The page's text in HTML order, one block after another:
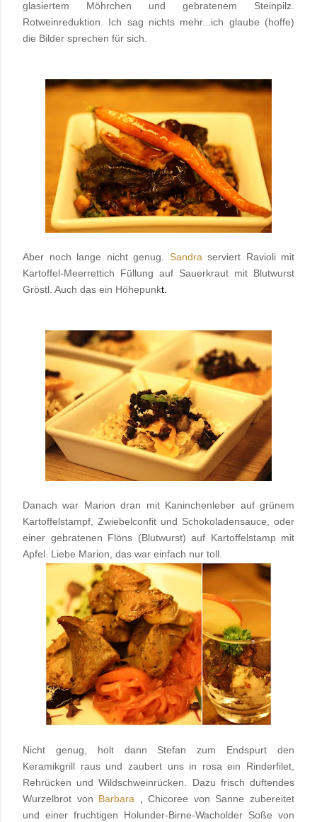
glasiertem Möhrchen und gebratenem Steinpilz.
Rotweinreduktion. Ich sag nichts mehr...ich glaube (hoffe)
die Bilder sprechen für sich.
Aber noch lange nicht genug. Sandra serviert Ravioli mit
Kartoffel-Meerrettich Füllung auf Sauerkraut mit Blutwurst
Gröstl. Auch das ein Höhepunkt.
Danach war Marion dran mit Kaninchenleber auf grünem
Kartoffelstampf, Zwiebelconfit und Schokoladensauce, oder
einer gebratenen Flöns (Blutwurst) auf Kartoffelstamp mit
Apfel. Liebe Marion, das war einfach nur toll.
Nicht genug, holt dann Stefan zum Endspurt den
Keramikgrill raus und zaubert uns in rosa ein Rinderfilet,
Rehrücken und Wildschweinrücken. Dazu frisch duftendes
Wurzelbrot von Barbara ,Chicoree von Sanne zubereitet
und einer fruchtigen Holunder-Birne-Wacholder Soße von